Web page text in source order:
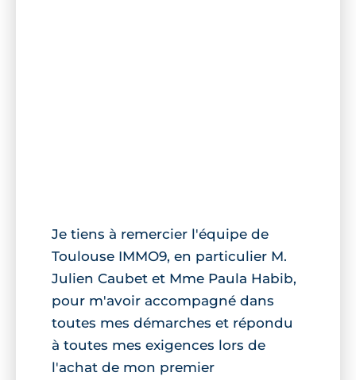
Je tiens à remercier l'équipe de
Toulouse IMMO9, en particulier M.
Julien Caubet et Mme Paula Habib,
pour m'avoir accompagné dans
toutes mes démarches et répondu
à toutes mes exigences lors de
l'achat de mon premier